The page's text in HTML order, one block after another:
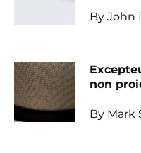
By John
non
By Mark